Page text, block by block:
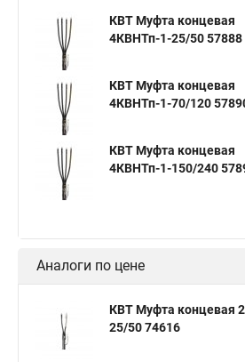
КВТ Муфта концевая
4КВНТп-1-25/50 57888
КВТ Муфта концевая
4КВНТп-1-70/120
КВТ Муфта концевая
4КВНТп-1-150/240
Аналоги по цене
КВТ Муфта концевая
25/50 74616